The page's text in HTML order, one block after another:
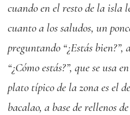
cuando en el resto de la isla
cuanto a los saludos, un
preguntando “¿Estás bien?”,
“¿Cómo estás?”, que se usa
plato típico de la zona es el
bacalao, a base de rellenos